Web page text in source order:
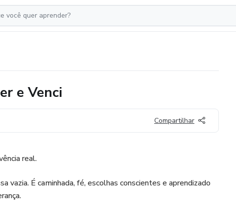
e Venci
Compartilhar
real.
vazia. É caminhada, fé, escolhas conscientes e aprendizado